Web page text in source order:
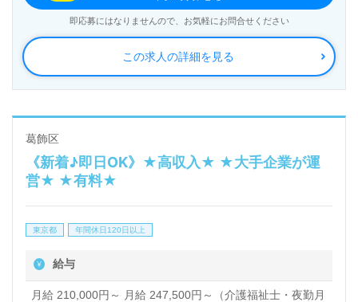
この求人の詳細を見る
即応募にはなりませんので、お気軽にお問合せください
葛飾区
《新着♪即日OK》★高収入★ ★大手企業が運
営★ ★有料★
東京都 年間休日120日以上
給与
月給 210,000円～ 月給 247,500円～（介護福祉士・夜勤月